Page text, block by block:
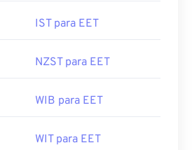
IST para EET
NZST para EET
WIB para EET
WIT para EET